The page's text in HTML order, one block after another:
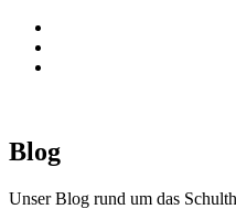
Blog
Unser Blog rund um das